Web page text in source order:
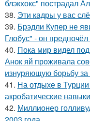
блэкхокс" пострадал
38. Эти кадры у вас
39. Брэдли Купер не
Глобус" - он
40. Пока мир видел
Анок яй проживала
изнуряющую борьбу за
41. На отдыхе в
акробатические
42. Миллионер